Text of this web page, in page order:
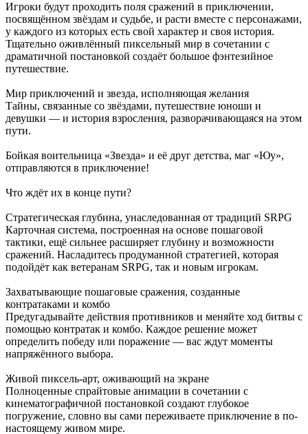
Игроки будут проходить поля сражений в приключении,
посвящённом звёздам и судьбе, и расти вместе с персонажами,
у каждого из которых есть свой характер и своя история.
Тщательно оживлённый пиксельный мир в сочетании с
драматичной постановкой создаёт большое фэнтезийное
путешествие.
Мир приключений и звезда, исполняющая желания
Тайны, связанные со звёздами, путешествие юноши и
девушки — и история взросления, разворачивающаяся на этом
пути.
Бойкая воительница «Звезда» и её друг детства, маг «Юу»,
отправляются в приключение!
Что ждёт их в конце пути?
Стратегическая глубина, унаследованная от традиций SRPG
Карточная система, построенная на основе пошаговой
тактики, ещё сильнее расширяет глубину и возможности
сражений. Насладитесь продуманной стратегией, которая
подойдёт как ветеранам SRPG, так и новым игрокам.
Захватывающие пошаговые сражения, созданные
контратаками и комбо
Предугадывайте действия противников и меняйте ход битвы с
помощью контратак и комбо. Каждое решение может
определить победу или поражение — вас ждут моменты
напряжённого выбора.
Живой пиксель-арт, оживающий на экране
Полноценные спрайтовые анимации в сочетании с
кинематографичной постановкой создают глубокое
погружение, словно вы сами переживаете приключение в по-
настоящему живом мире.